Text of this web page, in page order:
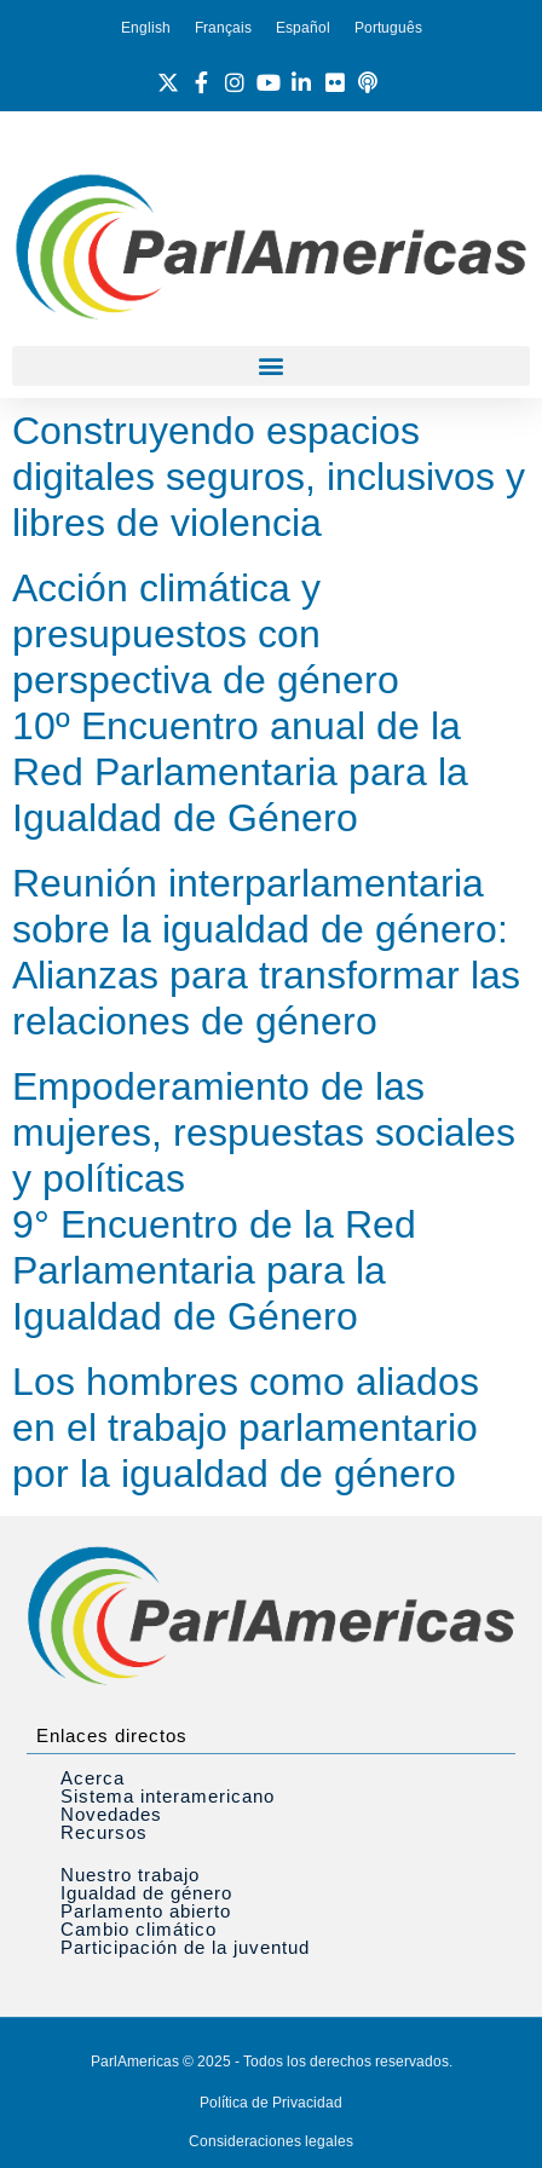
English Français Español Português
Construyendo espacios
digitales seguros, inclusivos y
libres de violencia
Acción climática y
presupuestos con
perspectiva de género
10º Encuentro anual de la
Red Parlamentaria para la
Igualdad de Género
Reunión interparlamentaria
sobre la igualdad de género:
Alianzas para transformar las
relaciones de género
Empoderamiento de las
mujeres, respuestas sociales
y políticas
9° Encuentro de la Red
Parlamentaria para la
Igualdad de Género
Los hombres como aliados
en el trabajo parlamentario
por la igualdad de género
Enlaces directos
Acerca
Sistema interamericano
Novedades
Recursos
Nuestro trabajo
Igualdad de género
Parlamento abierto
Cambio climático
Participación de la juventud
ParlAmericas © 2025 - Todos los derechos reservados.
Política de Privacidad
Consideraciones legales